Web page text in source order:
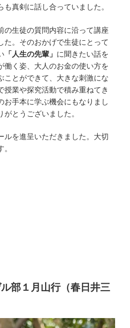
真剣に話し合っていました。
の生徒の質問内容に沿って講座
た。そのおかげで生徒にとって
「人生の先輩」 に聞きたい話を
働く姿、大人のお金の使い方を
ことができて、大きな刺激にな
授業や探究活動で積み重ねてき
お手本に学ぶ機会にもなりまし
とうございました。
ルを進呈いただきました。大切
部１月山行（春日井三